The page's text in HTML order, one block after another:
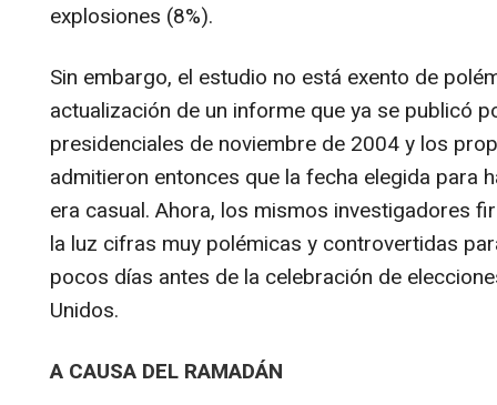
explosiones (8%).
Sin embargo, el estudio no está exento de
actualización de un informe que ya se publicó
presidenciales de noviembre de 2004 y los
admitieron entonces que la fecha elegida para
era casual. Ahora, los mismos investigadores
la luz cifras muy polémicas y controvertidas
pocos días antes de la celebración de
Unidos.
A CAUSA DEL RAMADÁN